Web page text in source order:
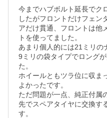
今までハブボルト延長でク
したがフロントだけフェン
アだけ貫通、フロントは他
トを使ってました。
あまり個人的には21ミリの
9ミリの袋タイプでロング
た。
ホイールともツラ位に収ま
よかったです。
ただ問題が一点、純正付属
先でスペアタイヤに交換す
す。